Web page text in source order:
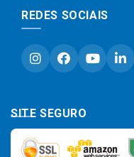
REDES SOCIAIS
SITE SEGURO